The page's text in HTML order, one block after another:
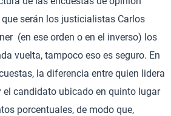
serán los justicialistas Carlos
(en ese orden o en el inverso) los
vuelta, tampoco eso es seguro. En
la diferencia entre quien lidera
el candidato ubicado en quinto lugar
porcentuales, de modo que,